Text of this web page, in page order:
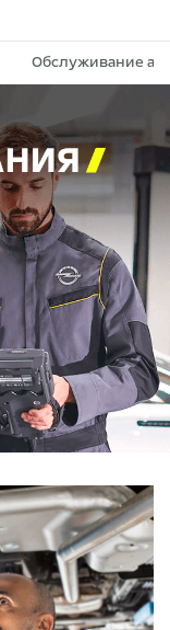
Обслуживание